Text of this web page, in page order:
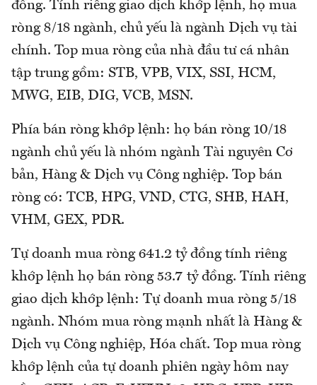
đồng. Tính riêng giao dịch khớp lệnh, họ mua
ròng 8/18 ngành, chủ yếu là ngành Dịch vụ tài
chính. Top mua ròng của nhà đầu tư cá nhân
tập trung gồm: STB, VPB, VIX, SSI, HCM,
MWG, EIB, DIG, VCB, MSN.
Phía bán ròng khớp lệnh: họ bán ròng 10/18
ngành chủ yếu là nhóm ngành Tài nguyên Cơ
bản, Hàng & Dịch vụ Công nghiệp. Top bán
ròng có: TCB, HPG, VND, CTG, SHB, HAH,
VHM, GEX, PDR.
Tự doanh mua ròng 641.2 tỷ đồng tính riêng
khớp lệnh họ bán ròng 53.7 tỷ đồng. Tính riêng
giao dịch khớp lệnh: Tự doanh mua ròng 5/18
ngành. Nhóm mua ròng mạnh nhất là Hàng &
Dịch vụ Công nghiệp, Hóa chất. Top mua ròng
khớp lệnh của tự doanh phiên ngày hôm nay